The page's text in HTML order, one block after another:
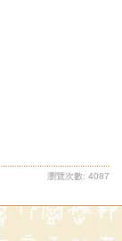
瀏覽次數: 4087